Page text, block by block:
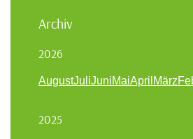
Archiv
2026
AugustJuliJuniMaiApril März
2025